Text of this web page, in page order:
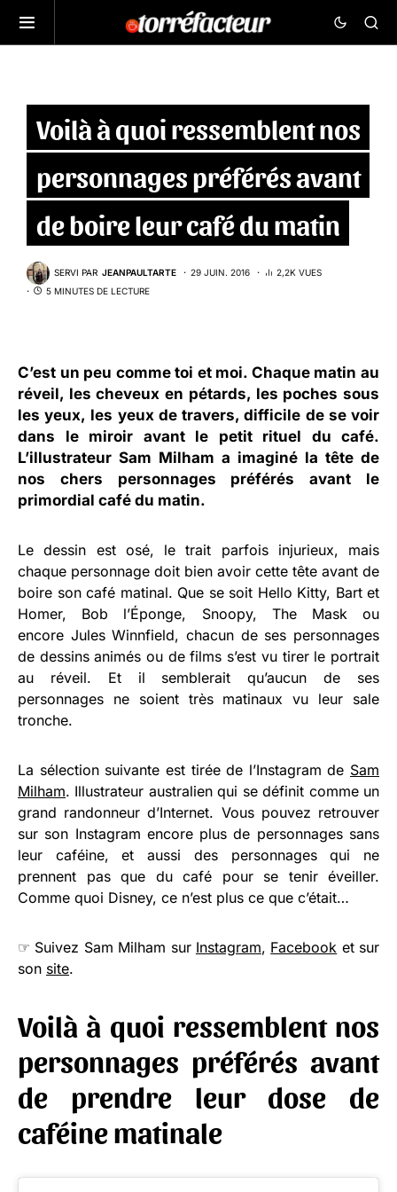
Voilà à quoi ressemblent nos
personnages préférés avant
de boire leur café du matin
SERVI PAR JEANPAULTARTE 29 JUIN. 2016
2,2K VUES
5 MINUTES DE LECTURE
C’est un peu comme toi et moi. Chaque matin au
réveil, les cheveux en pétards, les poches sous
les yeux, les yeux de travers, difficile de se voir
dans le miroir avant le petit rituel du café.
L’illustrateur Sam Milham a imaginé la tête de
nos chers personnages préférés avant le
primordial café du matin.
Le dessin est osé, le trait parfois injurieux, mais
chaque personnage doit bien avoir cette tête avant de
boire son café matinal. Que se soit Hello Kitty, Bart et
Homer, Bob l’Éponge, Snoopy, The Mask ou
encore Jules Winnfield, chacun de ses personnages
de dessins animés ou de films s’est vu tirer le portrait
au réveil. Et il semblerait qu’aucun de ses
personnages ne soient très matinaux vu leur sale
tronche.
La sélection suivante est tirée de l’Instagram de Sam
Milham. Illustrateur australien qui se définit comme un
grand randonneur d’Internet. Vous pouvez retrouver
sur son Instagram encore plus de personnages sans
leur caféine, et aussi des personnages qui ne
prennent pas que du café pour se tenir éveiller.
Comme quoi Disney, ce n’est plus ce que c’était…
☞ Suivez Sam Milham sur Instagram, Facebook et sur
son site.
Voilà à quoi ressemblent nos
personnages préférés avant
de prendre leur dose de
caféine matinale